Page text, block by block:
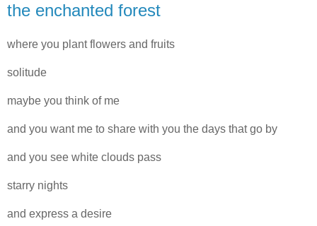
the enchanted forest
where you plant flowers and fruits
solitude
maybe you think of me
and you want me to share with you the days that go by
and you see white clouds pass
starry nights
and express a desire